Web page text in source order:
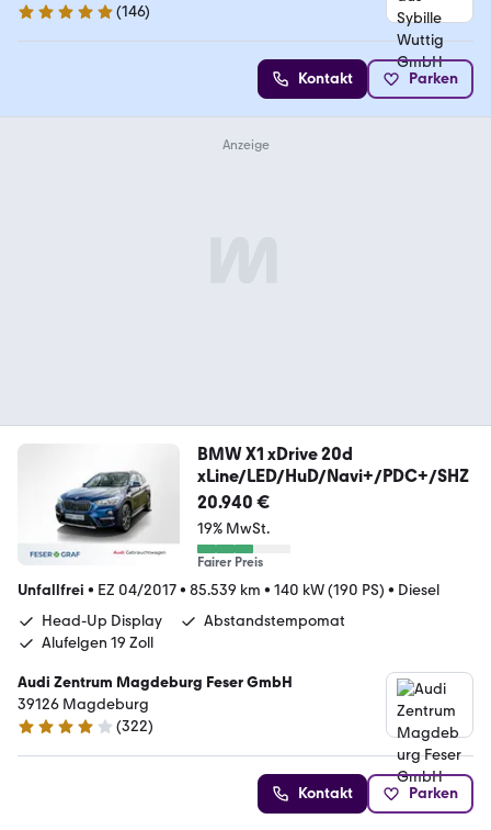
4.9 Sterne
(146)
Kontakt Parken
BMW X1 xDrive 20d
xLine/LED/HuD/Navi+/PDC+/SHZ
20.940 €
19% MwSt.
Fairer Preis
Unfallfrei • EZ 04/2017• 85.539 km • 140 kW (190 PS) • Diesel
Head-Up Display
Abstandstempomat
Alufelgen 19 Zoll
Audi Zentrum Magdeburg Feser GmbH
39126 Magdeburg
4.2 Sterne
(322)
Kontakt Parken